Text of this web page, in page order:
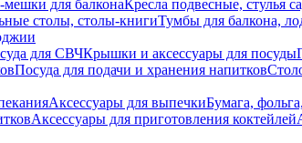
мешки для балконаКресла подвесные, стулья
столы, столы-книгиТумбы для балкона,
для СВЧКрышки и аксессуары для посуды
Посуда для подачи и хранения напитков
Аксессуары для выпечкиБумага,
Аксессуары для приготовления коктейлей